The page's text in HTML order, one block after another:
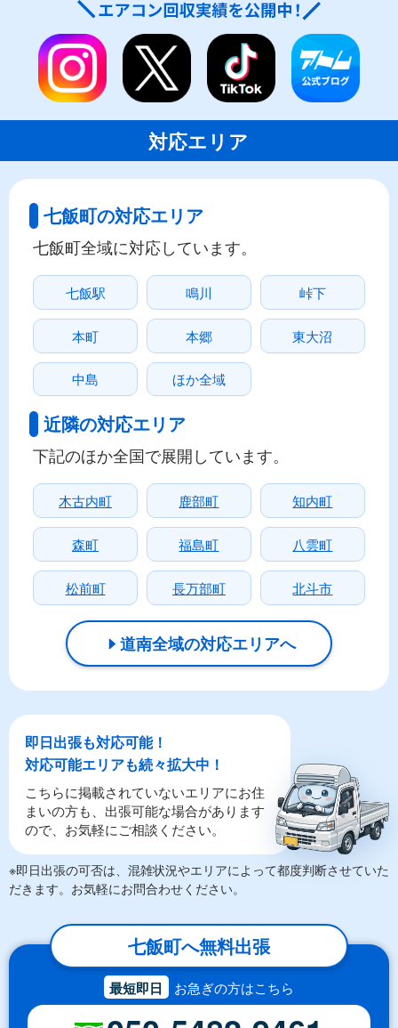
対応エリア
七飯町の対応エリア
七飯町全域に対応しています。
七飯駅 鳴川 峠下
本町 本郷 東大沼
中島 ほか全域
近隣の対応エリア
下記のほか全国で展開しています。
木古内町 鹿部町 知内町
森町 福島町 八雲町
松前町 長万部町 北斗市
道南全域の対応エリアへ
即日出張も対応可能！
対応可能エリアも続々拡大中！
こちらに掲載されていないエリアにお住
まいの方も、出張可能な場合があります
ので、お気軽にご相談ください。
※即日出張の可否は、混雑状況やエリアによって都度判断させていた
だきます。お気軽にお問合わせください。
七飯町へ無料出張
最短即日 お急ぎの方はこちら